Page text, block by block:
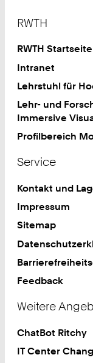
0
4
8
0
RWTH
RWTH Startseite
Intranet
Lehrstuhl für
Lehr- und
Immersive
Profilbereich
Service
Kontakt und
Impressum
Sitemap
Feedback
Weitere
ChatBot Ritchy
IT Center